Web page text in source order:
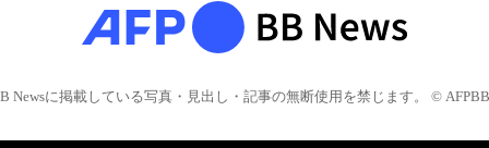
Newsに掲載している写真・見出し・記事の無断使用を禁じます。 © AFPBB